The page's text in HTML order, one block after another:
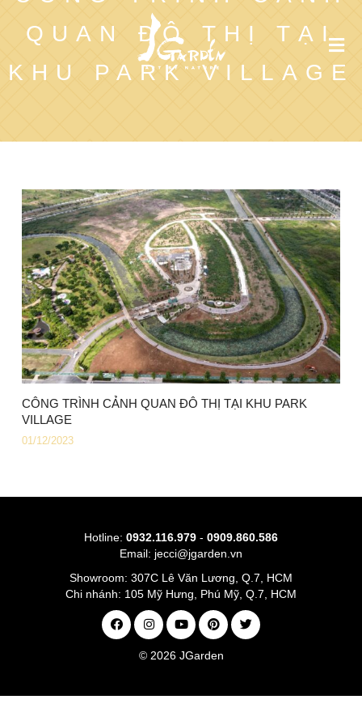
QUAN ĐÔ THỊ TẠI
KHU PARK VILLAGE
CÔNG TRÌNH CẢNH QUAN ĐÔ THỊ TẠI KHU PARK
VILLAGE
01/12/2023
Hotline: 0932.116.979 - 0909.860.586
Email: jecci@jgarden.vn
Showroom: 307C Lê Văn Lương, Q.7, HCM
Chi nhánh: 105 Mỹ Hưng, Phú Mỹ, Q.7, HCM
© 2026 JGarden